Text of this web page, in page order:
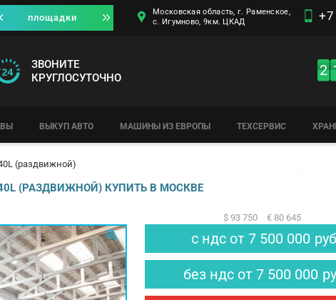
площадки
Московская область, г. Раменское,
с. Игумново, 9км. ЦКАД
ЗВОНИТЕ
КРУГЛОСУТОЧНО
2
ВЫКУП АВТО МАШИНЫ ИЗ ЕВРОПЫ ТЕХСЕРВИС
(раздвижной)
(РАЗДВИЖНОЙ) КУПИТЬ В МОСКВЕ
$ 93 750 € 80 645
с ндс от 7 500 000
без ндс от 7 500 000